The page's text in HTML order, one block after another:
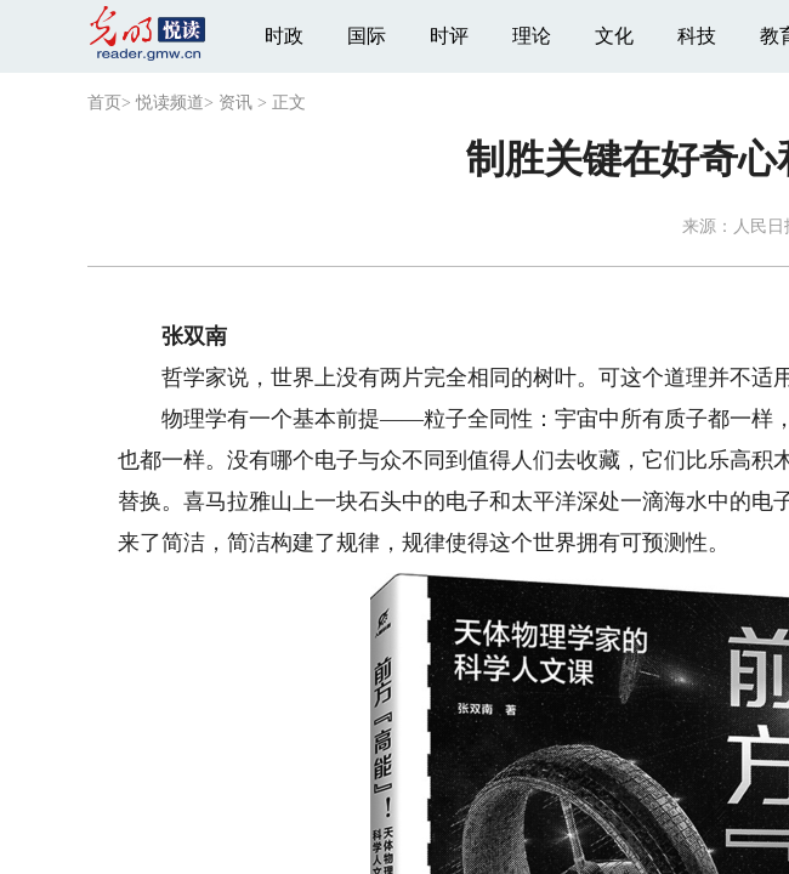
时政 国际 时评 理论 文化 科技 教
首页 >悦读频道> 资讯 > 正文
制胜关键在好奇心
来源： 人民日
张双南
哲学家说，世界上没有两片完全相同的树叶。可这个道理并不适用
物理学有一个基本前提——粒子全同性：宇宙中所有质子都一样
也都一样。没有哪个电子与众不同到值得人们去收藏，它们比乐高积
替换。喜马拉雅山上一块石头中的电子和太平洋深处一滴海水中的电
来了简洁，简洁构建了规律，规律使得这个世界拥有可预测性。